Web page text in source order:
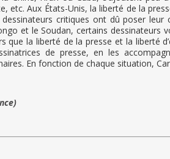
etc. Aux États-Unis, la liberté de la
dessinateurs critiques ont dû poser
et le Soudan, certains dessinateurs
que la liberté de la presse et la liberté
de presse, en les
En fonction de chaque situation,